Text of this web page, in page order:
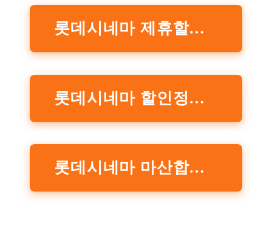
롯데시네마 제휴할인 이벤트 정보 확인하기
롯데시네마 할인정보 확인하러 가기
롯데시네마 마산합성동 상세 지도 확인하기